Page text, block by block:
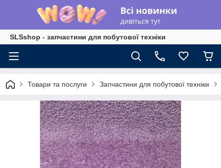
SLSshop - запчастини для побутової техніки
Товари та послуги Запчастини для побутової техніки